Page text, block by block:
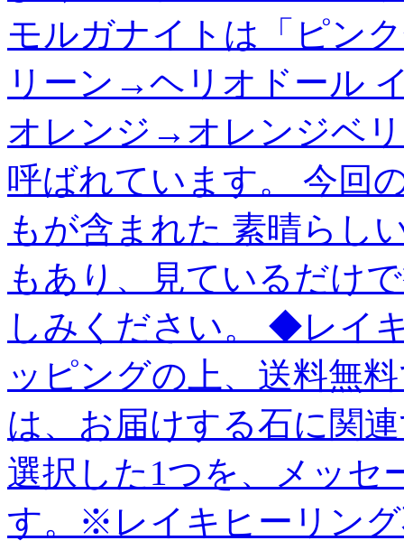
モルガナイトは「ピン
リーン→ヘリオドール
オレンジ→オレンジベ
呼ばれています。 今回
もが含まれた 素晴らし
もあり、見ているだけ
しみください。 ◆レイ
ッピングの上、送料無
は、お届けする石に関
選択した1つを、メッセ
す。※レイキヒーリン